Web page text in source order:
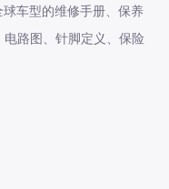
车型的维修手册、保养
路图、针脚定义、保险